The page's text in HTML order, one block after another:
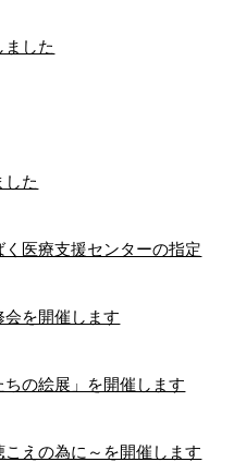
した
した
医療支援センターの指定
を開催します
ちの絵展」を開催します
こえの為に～を開催します